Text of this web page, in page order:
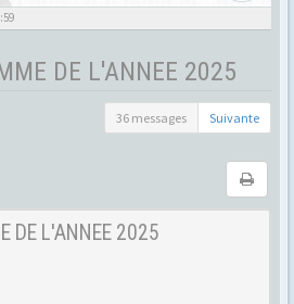
DE L'ANNEE 2025
36 messages Suivante
DE L'ANNEE 2025